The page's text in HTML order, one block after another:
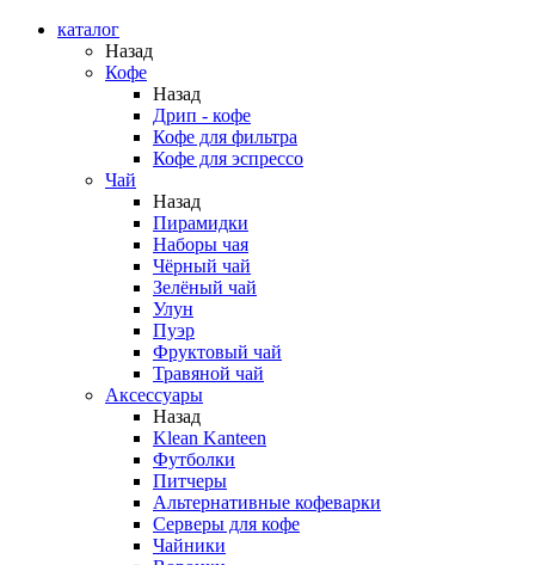
каталог
Назад
Кофе
Назад
Дрип - кофе
Кофе для фильтра
Кофе для эспрессо
Чай
Назад
Пирамидки
Наборы чая
Чёрный чай
Зелёный чай
Улун
Пуэр
Фруктовый чай
Травяной чай
Аксессуары
Назад
Klean Kanteen
Футболки
Питчеры
Альтернативные кофеварки
Серверы для кофе
Чайники